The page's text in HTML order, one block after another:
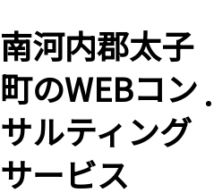
南河内郡太子
町のWEBコン
サルティング
サービス